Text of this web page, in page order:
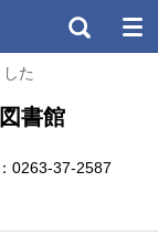
た
書館
0263-37-2587